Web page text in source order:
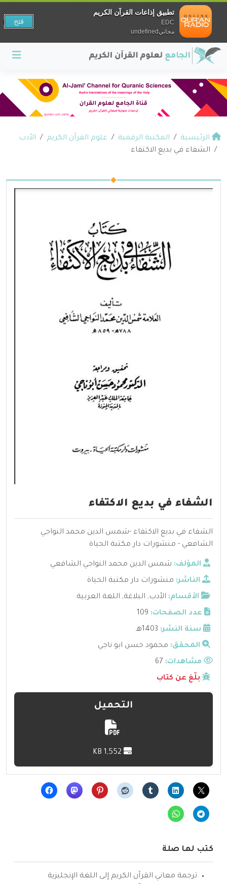
الرئيسية المكتبة الرقمية علوم القرآن الكريم
الأدب
الشفاء في بديع الاكتفاء
الشفاء في بديع الاكتفاء
الشفاء في بديع الاكتفاء -شمس الدين محمد النواجي
الشافعي - منشورات دار مكتبة الحياة
المؤلف: شمس الدين محمد النواجي الشافعي
الناشر: منشورات دار مكتبة الحياة
الأقسام: الأدب, البلاغة, اللغة العربية
عدد الصفحات: 109
سنة النشر: 1403هـ
المحقق: محمود حسن ابو ناجي
مشاهدات:
بلّغ عن كتاب
التحميل
كتب لها صلة
ترجمة معاني القرآن الكريم إلى اللغة الإنجليزية
تطبيق إذاعات القرآن الكريم
EDC
مجانيundefined
فتح